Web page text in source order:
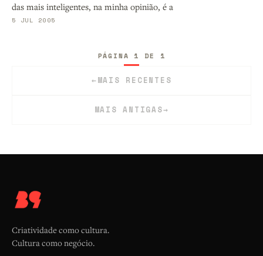
das mais inteligentes, na minha opinião, é a
5 JUL 2005
←MAIS RECENTES
PÁGINA 1 DE 1
MAIS ANTIGAS→
Criatividade como cultura.
Cultura como negócio.